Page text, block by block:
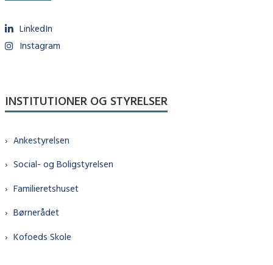
LinkedIn
Instagram
INSTITUTIONER OG STYRELSER
Ankestyrelsen
Social- og Boligstyrelsen
Familieretshuset
Børnerådet
Kofoeds Skole